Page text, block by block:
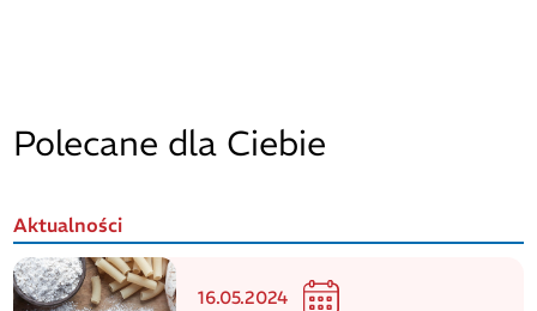
Polecane dla Ciebie
Aktualności
16.05.2024